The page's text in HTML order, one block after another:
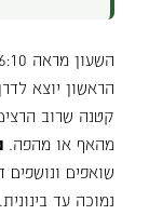
הראשון יוצא
קטנה שרוב
מהאף או מהפה.
שואפים
נמוכה עד